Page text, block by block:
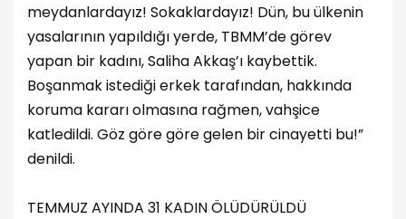
meydanlardayız! Sokaklardayız! Dün, bu ülkenin
yasalarının yapıldığı yerde, TBMM’de görev
yapan bir kadını, Saliha Akkaş’ı kaybettik.
Boşanmak istediği erkek tarafından, hakkında
koruma kararı olmasına rağmen, vahşice
katledildi. Göz göre göre gelen bir cinayetti bu!”
denildi.
TEMMUZ AYINDA 31 KADIN ÖLÜDÜRÜLDÜ